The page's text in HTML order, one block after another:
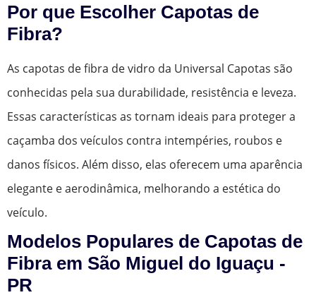
Por que Escolher Capotas de
Fibra?
As capotas de fibra de vidro da Universal Capotas são
conhecidas pela sua durabilidade, resistência e leveza.
Essas características as tornam ideais para proteger a
caçamba dos veículos contra intempéries, roubos e
danos físicos. Além disso, elas oferecem uma aparência
elegante e aerodinâmica, melhorando a estética do
veículo.
Modelos Populares de Capotas de
Fibra em São Miguel do Iguaçu -
PR